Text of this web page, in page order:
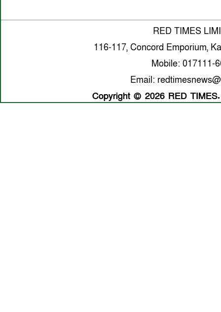
RED TIMES
116-117, Concord Emporium,
Mobile: 017111-
Email:
Copyright © 2026 RED